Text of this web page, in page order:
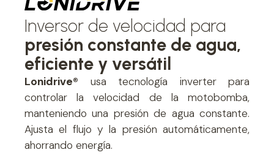
Inversor de velocidad para
presión constante de agua,
eficiente y versátil
Lonidrive® usa tecnología inverter para
controlar la velocidad de la motobomba,
manteniendo una presión de agua constante.
Ajusta el flujo y la presión automáticamente,
ahorrando energía.